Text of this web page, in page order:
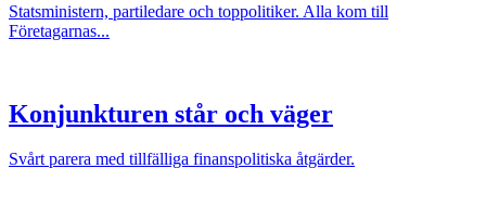
Statsministern, partiledare och toppolitiker. Alla kom till
Företagarnas...
Konjunkturen står och väger
Svårt parera med tillfälliga finanspolitiska åtgärder.